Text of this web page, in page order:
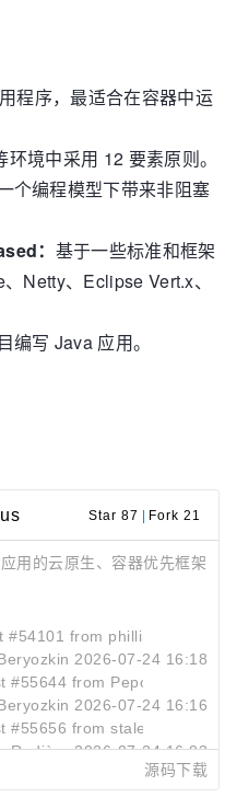
程序，最适合在容器中运
境中采用 12 要素原则。
个编程模型下带来非阻塞
： 基于一些标准和框架
Netty、Eclipse Vert.x、
编写 Java 应用。
Star 87 Fork 21
用的云原生、容器优先框架
#54101 from phillip-kruger/
2026-07-24 16:18
#55644 from Pepo48/issue-
2026-07-24 16:16
#55656 from stalep/aesh-
Rodière 2026-07-24 16:03
源码下载